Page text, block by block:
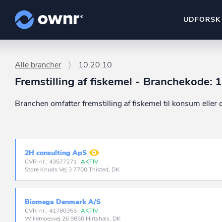
UDFORSK
Hold dig opdateret og
Alle brancher 10.20.10
Fremstilling af fiskemel - Branchekode:
Branchen omfatter fremstilling af fiskemel til konsum eller
2H consulting ApS
CVR-nr.: 43577271 AKTIV
Store Knuds Vej 3 7700 Thisted, DK
Biomega Denmark A/S
CVR-nr.: 41780355 AKTIV
Willemoesvej 26 9850 Hirtshals, DK